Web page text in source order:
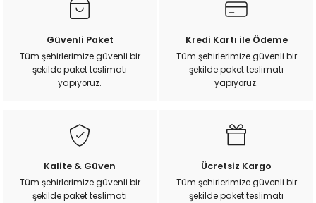
Güvenli Paket
Tüm şehirlerimize güvenli bir
şekilde paket teslimatı
yapıyoruz.
Kredi Kartı ile Ödeme
Tüm şehirlerimize güvenli bir
şekilde paket teslimatı
yapıyoruz.
Kalite & Güven
Tüm şehirlerimize güvenli bir
şekilde paket teslimatı
Ücretsiz Kargo
Tüm şehirlerimize güvenli bir
şekilde paket teslimatı